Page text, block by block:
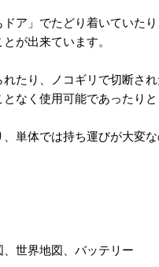
ア」でたどり着いていた
が出来ています。
たり、ノコギリで切断さ
なく使用可能であったりと
単体では持ち運びが大変
世界地図、バッテリー